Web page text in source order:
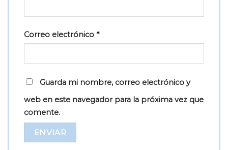
Correo electrónico *
Guarda mi nombre, correo electrónico y
web en este navegador para la próxima vez que
comente.